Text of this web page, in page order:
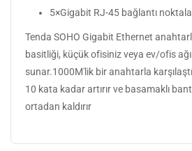
5×Gigabit RJ-45 bağlantı
Tenda SOHO Gigabit Ethernet
basitliği, küçük ofisiniz veya ev/ofis
sunar.1000M'lik bir anahtarla
10 kata kadar artırır ve basamaklı
ortadan kaldırır